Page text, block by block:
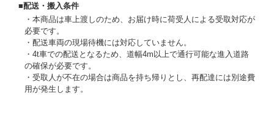
■配送・搬入条件
本商品は車上渡しのため、お届け時に荷受人による受取対応が
必要です。
配送車両の現場待機には対応していません。
4t車での配送となるため、道幅4m以上で通行可能な進入道路
の確保が必要です。
受取人が不在の場合は商品を持ち帰りとし、再配達には別途費
用が発生します。